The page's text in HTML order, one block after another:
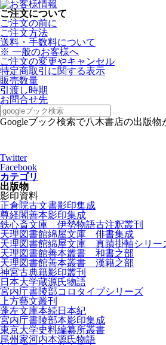
ご注文について
ご注文の前に
ご注文方法
送料・手数料について
※ 一般のお客様へ
ご注文の変更やキャンセル
特定商取引に関する表示
販売数量
引渡し時期
お問合せ先
Googleブック検索で八木書店の出版物
Twitter
Facebook
カテゴリ
出版物
影印資料
正倉院古文書影印集成
尊経閣善本影印集成
鉄心斎文庫 伊勢物語古注釈叢刊
天理図書館綿屋文庫 俳書集成
天理図書館綿屋文庫 真蹟掛軸シリー
天理図書館善本叢書 和書之部
天理図書館善本叢書 漢籍之部
神宮古典籍影印叢刊
日本大学蔵源氏物語
宮内庁書陵部コロタイプシリーズ
上方藝文叢刊
蓬左文庫本続日本紀
宮内庁書陵部本影印集成
東京大学史料編纂所叢書
尾州家河内本源氏物語